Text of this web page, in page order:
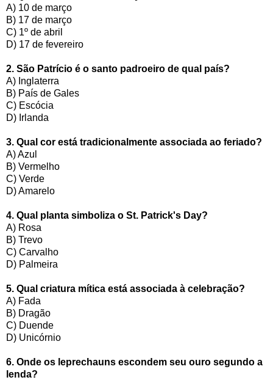
A) 10 de março
B) 17 de março
C) 1º de abril
D) 17 de fevereiro
2. São Patrício é o santo padroeiro de qual país?
A) Inglaterra
B) País de Gales
C) Escócia
D) Irlanda
3. Qual cor está tradicionalmente associada ao feriado?
A) Azul
B) Vermelho
C) Verde
D) Amarelo
4. Qual planta simboliza o St. Patrick's Day?
A) Rosa
B) Trevo
C) Carvalho
D) Palmeira
5. Qual criatura mítica está associada à celebração?
A) Fada
B) Dragão
C) Duende
D) Unicórnio
6. Onde os leprechauns escondem seu ouro segundo a
lenda?